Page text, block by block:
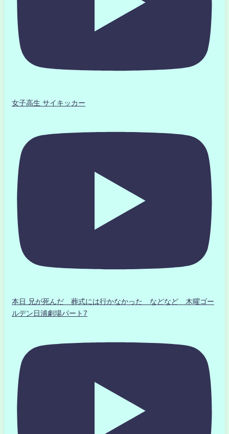
女子高生 サイキッカー
本日 兄が死んだ 葬式には行かなかった などなど 木曜ゴー
ルデン日浦劇場パート7